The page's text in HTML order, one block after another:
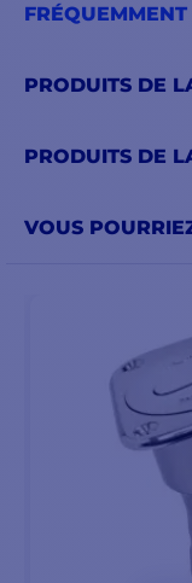
PRODUITS DE
PRODUITS DE
VOUS